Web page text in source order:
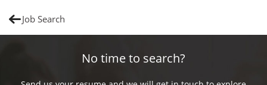
Job Search
No time to search?